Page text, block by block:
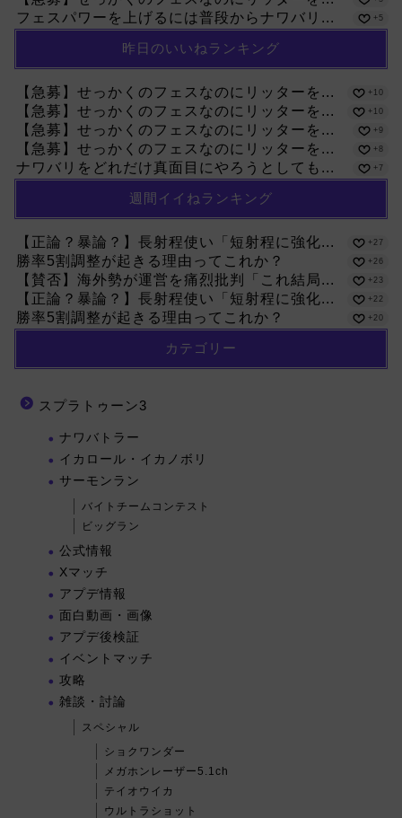
フェスパワーを上げるには普段からナワバリ... +5
昨日のいいねランキング
【急募】せっかくのフェスなのにリッターを... +10
【急募】せっかくのフェスなのにリッターを... +10
【急募】せっかくのフェスなのにリッターを... +9
【急募】せっかくのフェスなのにリッターを... +8
ナワバリをどれだけ真面目にやろうとしても... +7
週間イイねランキング
【正論？暴論？】長射程使い「短射程に強化... +27
勝率5割調整が起きる理由ってこれか？ +26
【賛否】海外勢が運営を痛烈批判「これ結局... +23
【正論？暴論？】長射程使い「短射程に強化... +22
勝率5割調整が起きる理由ってこれか？ +20
カテゴリー
スプラトゥーン3
ナワバトラー
イカロール・イカノボリ
サーモンラン
バイトチームコンテスト
ビッグラン
公式情報
Xマッチ
アプデ情報
面白動画・画像
アプデ後検証
イベントマッチ
攻略
雑談・討論
スペシャル
ショクワンダー
メガホンレーザー5.1ch
テイオウイカ
ウルトラショット